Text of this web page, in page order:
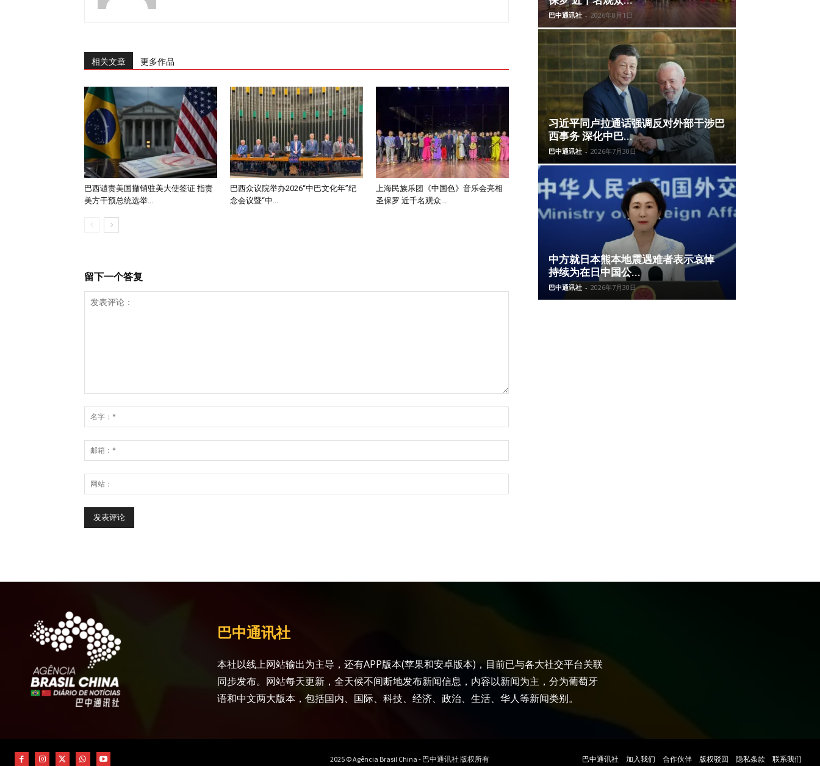
相关文章 更多作品
巴西谴责美国撤销驻美大使签证 指责
美方干预总统选举...
巴西众议院举办2026“中巴文化年”纪
念会议暨“中...
上海民族乐团《中国色》音乐会亮相
圣保罗 近千名观众...
留下一个答复
巴中通讯社 - 2026年8月1日
习近平同卢拉通话强调反对外部干涉巴
西事务 深化中巴...
巴中通讯社 - 2026年7月30日
中方就日本熊本地震遇难者表示哀悼
持续为在日中国公...
巴中通讯社 - 2026年7月30日
巴中通讯社
本社以线上网站输出为主导，还有APP版本(苹果和安卓版本)，目前已与各大社交平台关联
同步发布。网站每天更新，全天候不间断地发布新闻信息，内容以新闻为主，分为葡萄牙
语和中文两大版本，包括国内、国际、科技、经济、政治、生活、华人等新闻类别。
2025 © Agência Brasil China - 巴中通讯社 版权所有 巴中通讯社 加入我们 合作伙伴 版权驳回 隐私条款 联系我们